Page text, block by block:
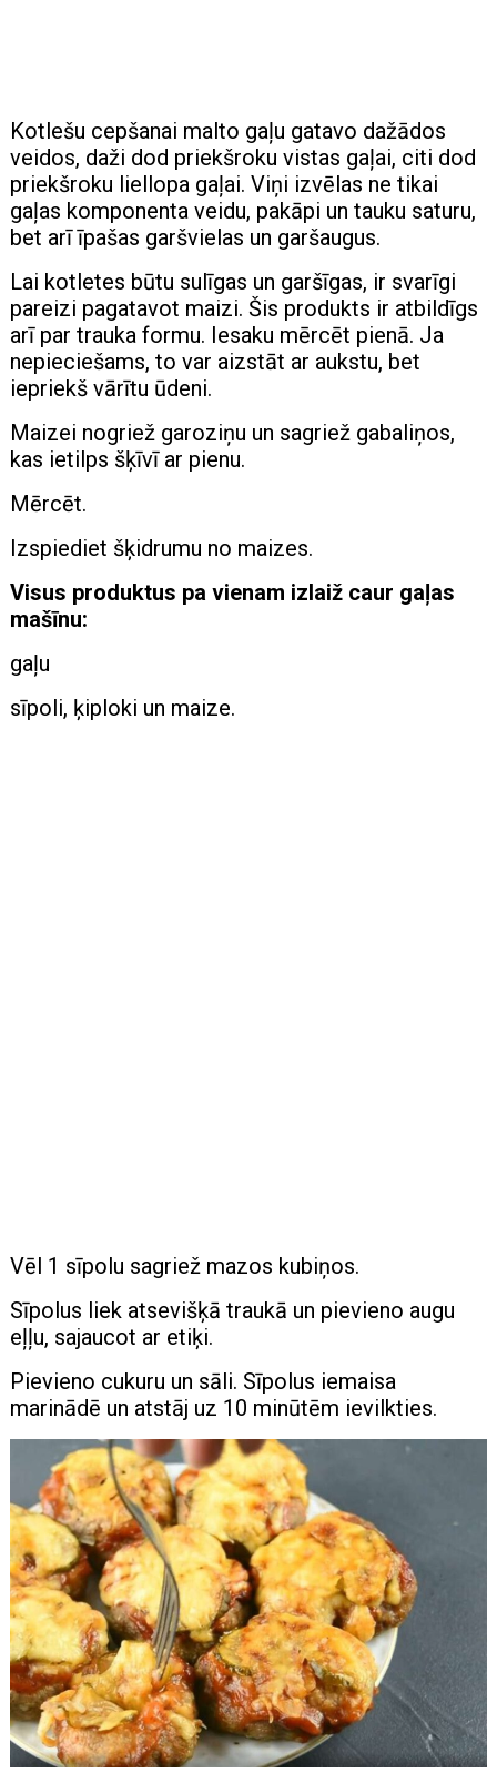
Kotlešu cepšanai malto gaļu gatavo dažādos
veidos, daži dod priekšroku vistas gaļai, citi dod
priekšroku liellopa gaļai. Viņi izvēlas ne tikai
gaļas komponenta veidu, pakāpi un tauku saturu,
bet arī īpašas garšvielas un garšaugus.
Lai kotletes būtu sulīgas un garšīgas, ir svarīgi
pareizi pagatavot maizi. Šis produkts ir atbildīgs
arī par trauka formu. Iesaku mērcēt pienā. Ja
nepieciešams, to var aizstāt ar aukstu, bet
iepriekš vārītu ūdeni.
Maizei nogriež garoziņu un sagriež gabaliņos,
kas ietilps šķīvī ar pienu.
Mērcēt.
Izspiediet šķidrumu no maizes.
Visus produktus pa vienam izlaiž caur gaļas
mašīnu:
gaļu
sīpoli, ķiploki un maize.
Vēl 1 sīpolu sagriež mazos kubiņos.
Sīpolus liek atsevišķā traukā un pievieno augu
eļļu, sajaucot ar etiķi.
Pievieno cukuru un sāli. Sīpolus iemaisa
marinādē un atstāj uz 10 minūtēm ievilkties.